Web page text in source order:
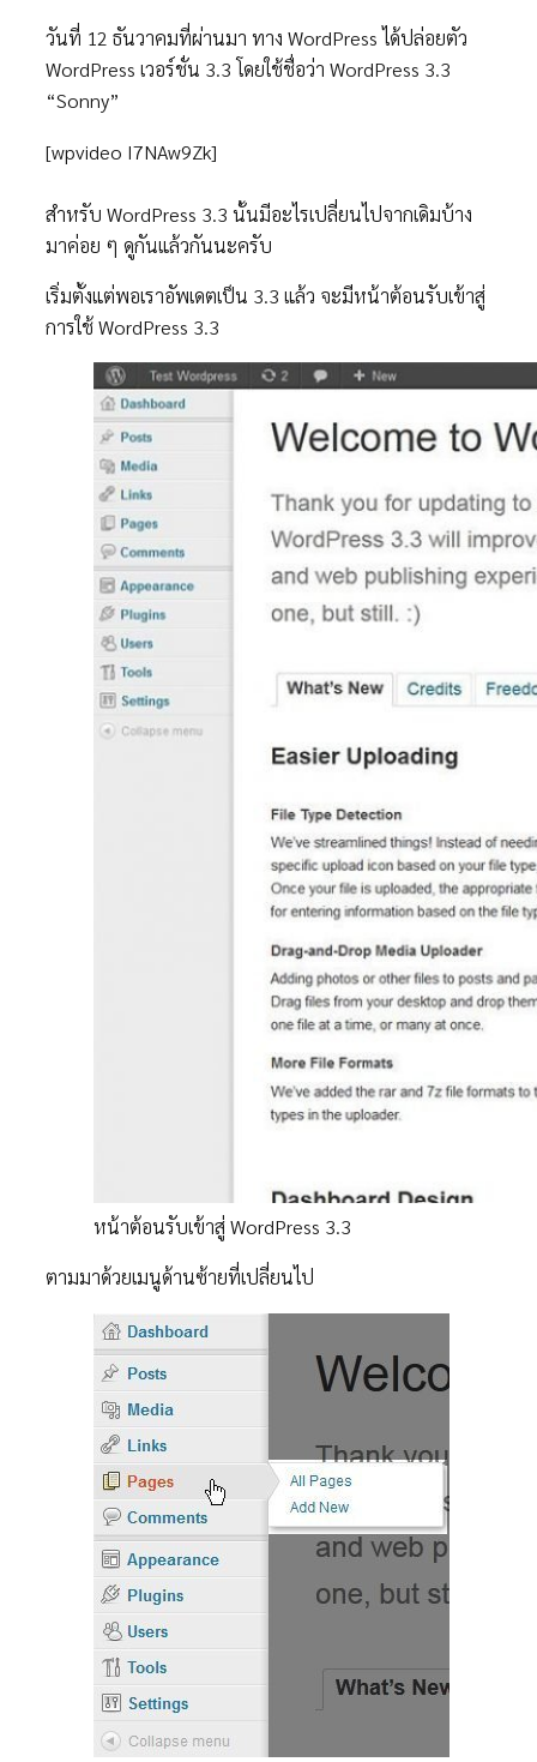
วันที่ 12 ธันวาคมที่ผ่านมา ทาง WordPress ได้ปล่อยตัว
WordPress เวอร์ชั่น 3.3 โดยใช้ชื่อว่า WordPress 3.3
“Sonny”
[wpvideo I7NAw9Zk]
สำหรับ WordPress 3.3 นั้นมีอะไรเปลี่ยนไปจากเดิมบ้าง
มาค่อย ๆ ดูกันแล้วกันนะครับ
เริ่มตั้งแต่พอเราอัพเดตเป็น 3.3 แล้ว จะมีหน้าต้อนรับเข้าสู่
การใช้ WordPress 3.3
หน้าต้อนรับเข้าสู่ WordPress 3.3
ตามมาด้วยเมนูด้านซ้ายที่เปลี่ยนไป